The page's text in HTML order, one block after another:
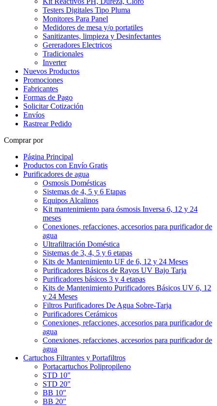
Testers Digitales Tipo Pluma
Monitores Para Panel
Medidores de mesa y/o portatiles
Sanitizantes, limpieza y Desinfectantes
Gereradores Electricos
Tradicionales
Inverter
Nuevos Productos
Promociones
Fabricantes
Formas de Pago
Solicitar Cotización
Envíos
Rastrear Pedido
Comprar por
Página Principal
Productos con Envío Gratis
Purificadores de agua
Osmosis Domésticas
Sistemas de 4, 5 y 6 Etapas
Equipos Alcalinos
Kit mantenimiento para ósmosis Inversa 6, 12 y 24
meses
Conexiones, refacciones, accesorios para purificador de
agua
Ultrafiltración Doméstica
Sistemas de 3, 4, 5 y 6 etapas
Kits de Mantenimiento UF de 6, 12 y 24 Meses
Purificadores Básicos de Rayos UV Bajo Tarja
Purificadores básicos 3 y 4 etapas
Kits de Mantenimiento Purificadores Básicos UV 6, 12
y 24 Meses
Filtros Purificadores De Agua Sobre-Tarja
Purificadores Cerámicos
Conexiones, refacciones, accesorios para purificador de
agua
Conexiones, refacciones, accesorios para purificador de
agua
Cartuchos Filtrantes y Portafiltros
Portacartuchos Polipropileno
STD 10"
STD 20"
BB 10"
BB 20"